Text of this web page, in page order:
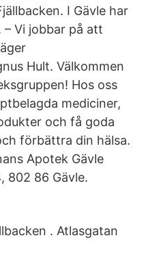
I Gävle har
Vi jobbar på att
Hult. Välkommen
Hos oss
mediciner,
och få goda
förbättra din hälsa.
Apotek Gävle
802 86 Gävle.
. Atlasgatan